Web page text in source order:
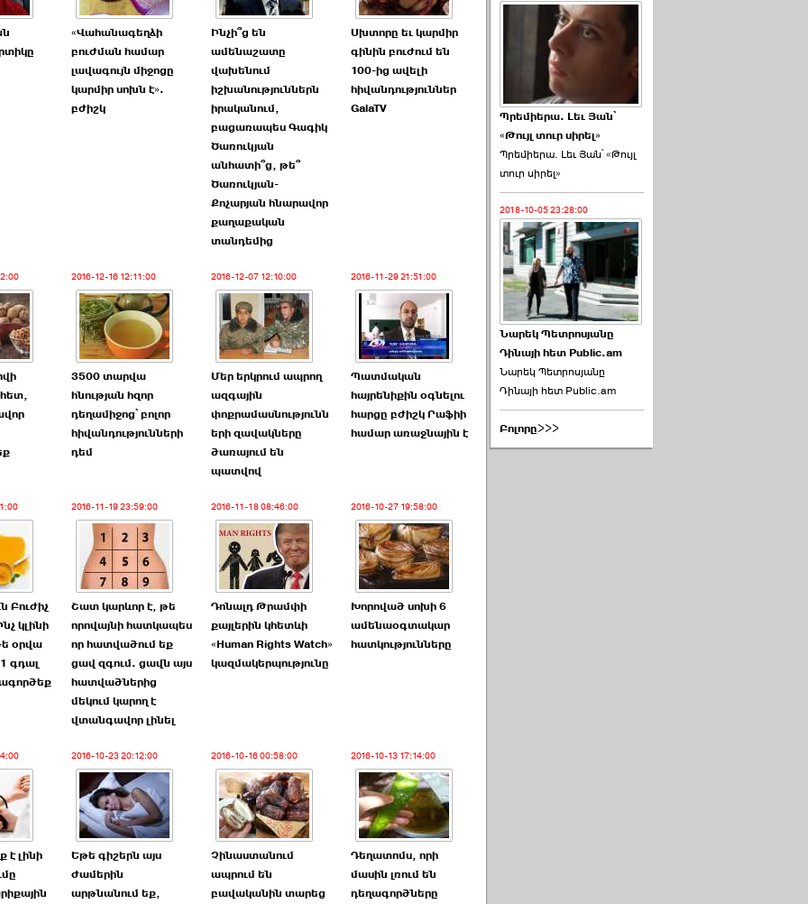
«Վահանագեղձի
բուժման համար
լավագույն միջոցը
կարմիր սոխն է».
բժիշկ
Ինչի՞ց են
ամենաշատը
վախենում
իշխանություններն
իրականում,
բացառապես Գագիկ
Ծառուկյան
անհատի՞ց, թե՞
Ծառուկյան-
Քոչարյան հնարավոր
քաղաքական
տանդեմից
Սխտորը եւ կարմիր
գինին բուժում են
100-ից ավելի
հիվանդություններ
GalaTV
2016-12-16 12:11:00
3500 տարվա
հնության հզոր
դեղամիջոց՝ բոլոր
հիվանդությունների
դեմ
2016-12-07 12:10:00
Մեր երկրում ապրող
ազգային
փոքրամասնությունն
երի զավակները
ծառայում են
պատվով
2016-11-29 21:51:00
Պատմական
հայրենիքին օգնելու
հարցը բժիշկ Րաֆիի
համար առաջնային է
Բուժիչ
կլինի
օրվա
գդալ
2016-11-19 23:59:00
Շատ կարևոր է, թե
որովայնի հատկապես
որ հատվածում եք
ցավ զգում. ցավն այս
հատվածներից
մեկում կարող է
վտանգավոր լինել
2016-11-18 08:46:00
Դոնալդ Թրամփի
քայլերին կհետևի
«Human Rights Watch»
կազմակերպությունը
2016-10-27 19:58:00
Խորոված սոխի 6
ամենաօգտակար
հատկությունները
է լինի
2016-10-23 20:12:00
Եթե գիշերն այս
ժամերին
արթնանում եք,
2016-10-16 00:58:00
Չինաստանում
ապրում են
բավականին տարեց
2016-10-13 17:14:00
Դեղատոմս, որի
մասին լռում են
դեղագործները
Պրեմիերա. Լեւ Յան՝
«Թույլ տուր սիրել»
Պրեմիերա. Լեւ Յան՝ «Թույլ
տուր սիրել»
2018-10-05 23:28:00
Նարեկ Պետրոսյանը
Դինայի հետ Public.am
Նարեկ Պետրոսյանը
Դինայի հետ Public.am
Բոլորը>>>